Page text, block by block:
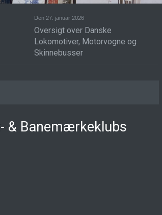
Den 27. januar 2026
Oversigt over Danske
Lokomotiver, Motorvogne og
Skinnebusser
& Banemærkeklubs